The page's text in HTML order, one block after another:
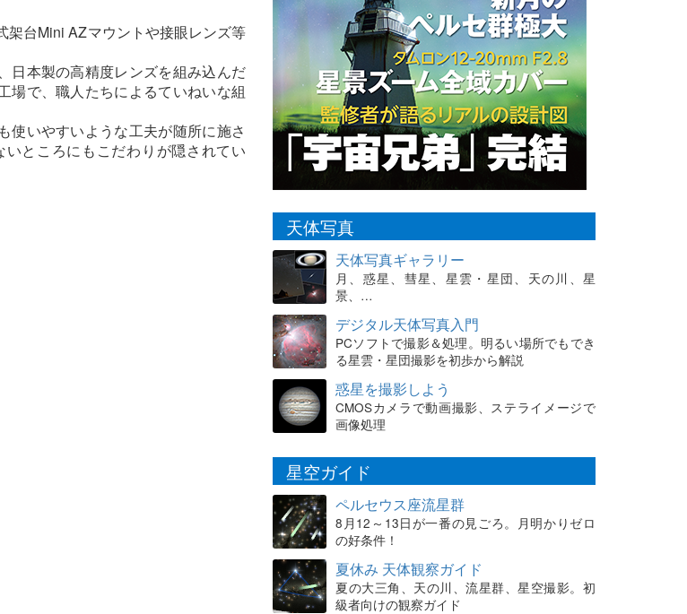
架台Mini AZマウントや接眼レンズ等
日本製の高精度レンズを組み込んだ
場で、職人たちによるていねいな組
使いやすいような工夫が随所に施さ
ところにもこだわりが隠されてい
天体写真
天体写真ギャラリー
月、惑星、彗星、星雲・星団、天の川、星
景、…
デジタル天体写真入門
PCソフトで撮影＆処理。明るい場所でもでき
る星雲・星団撮影を初歩から解説
惑星を撮影しよう
CMOSカメラで動画撮影、ステライメージで
画像処理
星空ガイド
ペルセウス座流星群
8月12～13日が一番の見ごろ。月明かりゼロ
の好条件！
夏休み 天体観察ガイド
夏の大三角、天の川、流星群、星空撮影。初
級者向けの観察ガイド